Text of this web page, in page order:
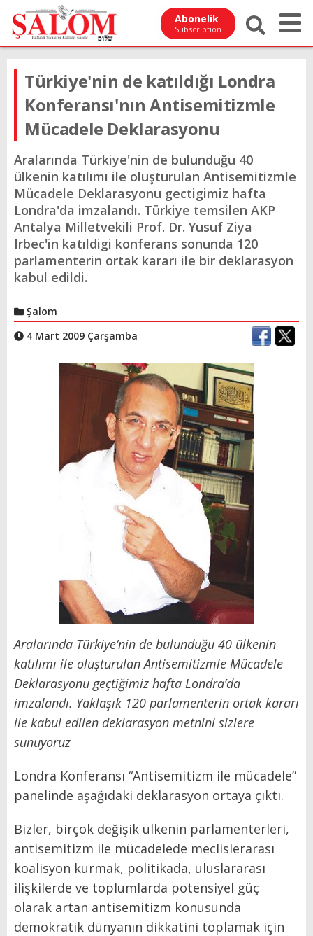
Abonelik
Subscription
Türkiye'nin de katıldığı Londra
Konferansı'nın Antisemitizmle
Mücadele Deklarasyonu
Aralarında Türkiye'nin de bulunduğu 40
ülkenin katılımı ile oluşturulan Antisemitizmle
Mücadele Deklarasyonu gectigimiz hafta
Londra'da imzalandı. Türkiye temsilen AKP
Antalya Milletvekili Prof. Dr. Yusuf Ziya
Irbec'in katıldigi konferans sonunda 120
parlamenterin ortak kararı ile bir deklarasyon
kabul edildi.
Şalom
4 Mart 2009 Çarşamba
Aralarında Türkiye’nin de bulunduğu 40 ülkenin
katılımı ile oluşturulan Antisemitizmle Mücadele
Deklarasyonu geçtiğimiz hafta Londra’da
imzalandı. Yaklaşık 120 parlamenterin ortak kararı
ile kabul edilen deklarasyon metnini sizlere
sunuyoruz
Londra Konferansı “Antisemitizm ile mücadele”
panelinde aşağıdaki deklarasyon ortaya çıktı.
Bizler, birçok değişik ülkenin parlamenterleri,
antisemitizm ile mücadelede meclislerarası
koalisyon kurmak, politikada, uluslararası
ilişkilerde ve toplumlarda potensiyel güç
olarak artan antisemitizm konusunda
demokratik dünyanın dikkatini toplamak için